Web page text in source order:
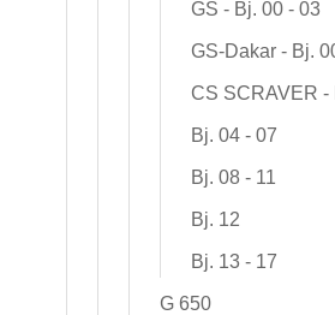
GS - Bj. 00 - 03
GS-Dakar - Bj.
CS SCRAVER -
Bj. 04 - 07
Bj. 08 - 11
Bj. 12
Bj. 13 - 17
G 650